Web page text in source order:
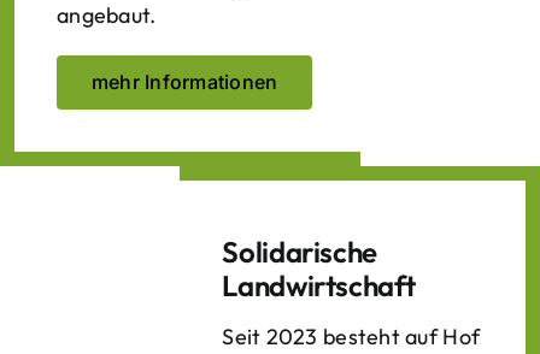
angebaut.
mehr Informationen
Solidarische
Landwirtschaft
Seit 2023 besteht auf Hof